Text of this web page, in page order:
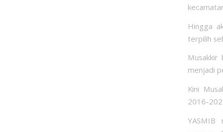
Hingga
terpilih
Musakkir
menjadi
Kini
2016-
YASMIB